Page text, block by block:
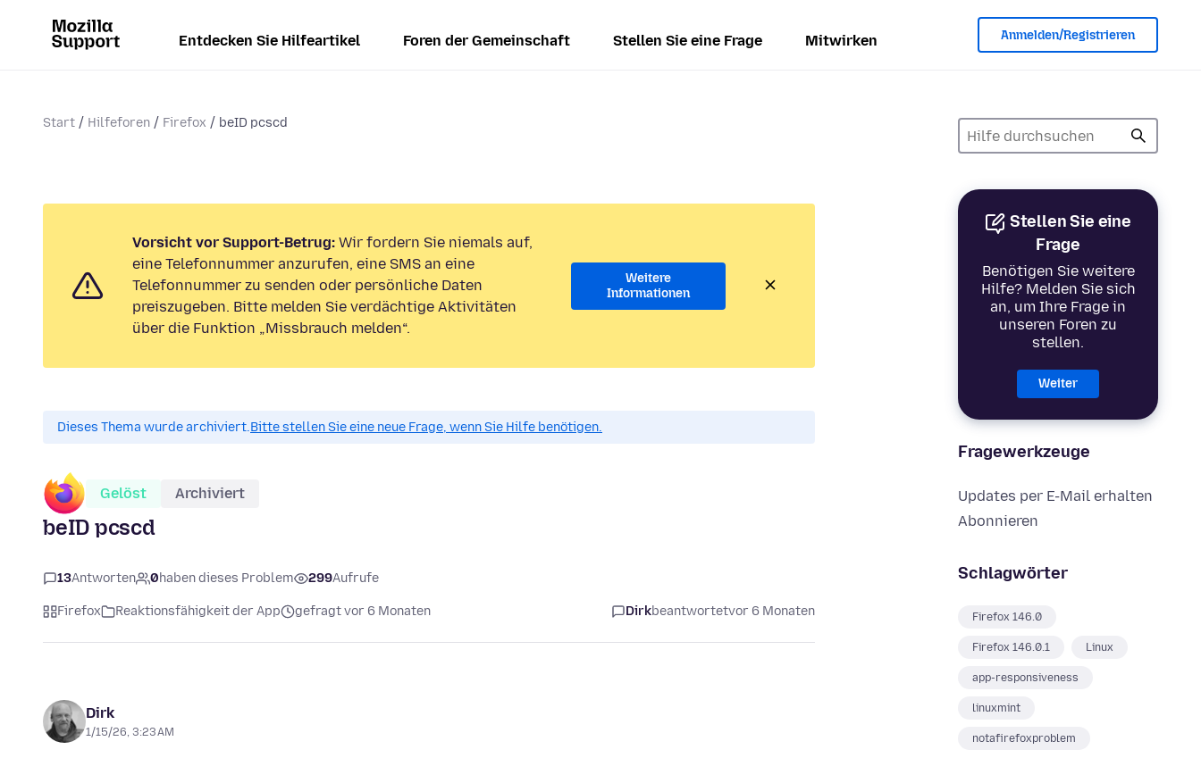
Entdecken Sie Hilfeartikel Foren der Gemeinschaft Stellen Sie eine Frage Mitwirken Anmelden/Registrieren
Start Hilfeforen Firefox beID pcscd
Stellen Sie eine
Frage
Benötigen Sie weitere
Hilfe? Melden Sie sich
an, um Ihre Frage in
unseren Foren zu
stellen.
Weiter
Fragewerkzeuge
Updates per E-Mail erhalten
Abonnieren
Schlagwörter
Firefox 146.0
Firefox 146.0.1 Linux
app-responsiveness
linuxmint
notafirefoxproblem
Vorsicht vor Support-Betrug: Wir fordern Sie niemals auf,
eine Telefonnummer anzurufen, eine SMS an eine
Telefonnummer zu senden oder persönliche Daten
preiszugeben. Bitte melden Sie verdächtige Aktivitäten
über die Funktion „Missbrauch melden“.
Weitere
Informationen
Dieses Thema wurde archiviert.Bitte stellen Sie eine neue Frage, wenn Sie Hilfe benötigen.
Gelöst Archiviert
beID pcscd
13Antworten 0haben dieses Problem 299Aufrufe
Firefox Reaktionsfähigkeit der App gefragt vor 6 Monaten Dirkbeantwortetvor 6 Monaten
Dirk
1/15/26, 3:23 AM